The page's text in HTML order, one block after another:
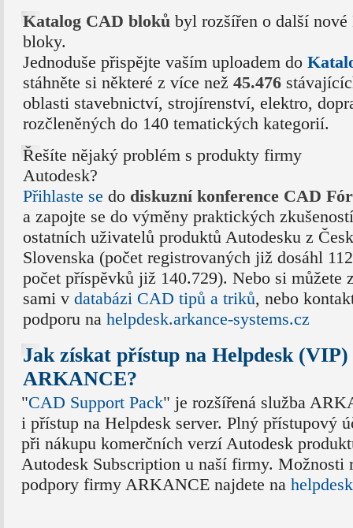
Katalog CAD bloků byl rozšířen o další
bloky.
Jednoduše přispějte vaším uploadem do
stáhněte si některé z více než 45.476
oblasti stavebnictví, strojírenství, elektro,
rozčleněných do 140 tematických kategorií.
Řešíte nějaký problém s produkty firmy
Autodesk?
Přihlaste se do diskuzní konference CAD
a zapojte se do výměny praktických
ostatních uživatelů produktů Autodesku z
Slovenska (počet registrovaných již dosáhl
počet příspěvků již 140.729). Nebo si můžete
sami v databázi CAD tipů a triků, nebo
podporu na helpdesk.arkance-systems.cz
Jak získat přístup na Helpdesk
ARKANCE?
"CAD Support Pack" je rozšířená služba
i přístup na Helpdesk server. Plný přístupový
při nákupu komerčních verzí Autodesk
Autodesk Subscription u naší firmy. Možnosti
podpory firmy ARKANCE najdete na